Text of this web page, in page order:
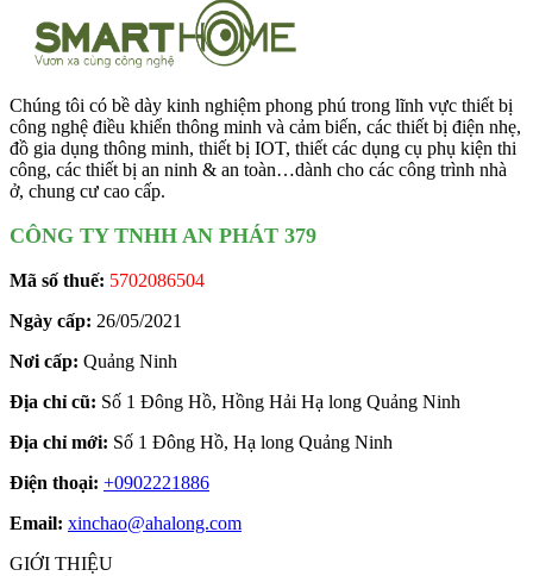
Chúng tôi có bề dày kinh nghiệm phong phú trong lĩnh vực thiết bị
công nghệ điều khiển thông minh và cảm biến, các thiết bị điện nhẹ,
đồ gia dụng thông minh, thiết bị IOT, thiết các dụng cụ phụ kiện thi
công, các thiết bị an ninh & an toàn…dành cho các công trình nhà
ở, chung cư cao cấp.
CÔNG TY TNHH AN PHÁT 379
Mã số thuế: 5702086504
Ngày cấp: 26/05/2021
Nơi cấp: Quảng Ninh
Địa chỉ cũ: Số 1 Đông Hồ, Hồng Hải Hạ long Quảng Ninh
Địa chỉ mới: Số 1 Đông Hồ, Hạ long Quảng Ninh
Điện thoại: +0902221886
Email: xinchao@ahalong.com
GIỚI THIỆU